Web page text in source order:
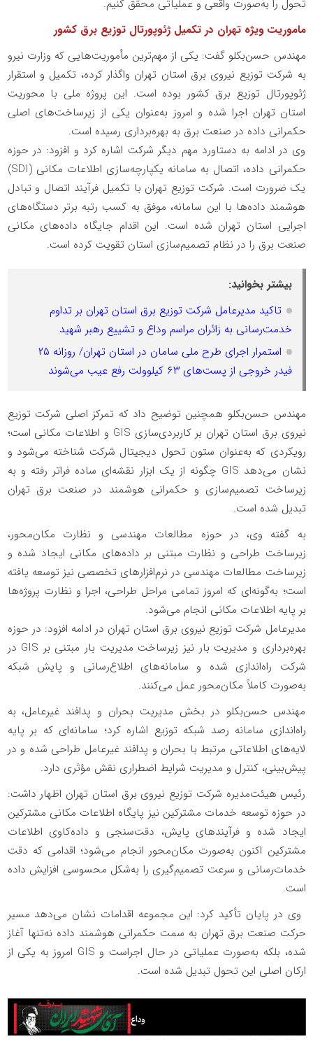
تحول را به‌صورت واقعی و عملیاتی محقق کنیم.
ماموریت ویژه تهران در تکمیل ژئوپورتال توزیع برق کشور
مهندس حسن‌بکلو گفت: یکی از مهم‌ترین مأموریت‌هایی که وزارت نیرو
به شرکت توزیع نیروی برق استان تهران واگذار کرده، تکمیل و استقرار
ژئوپورتال توزیع برق کشور بوده است. این پروژه ملی با محوریت
استان تهران اجرا شده و امروز به‌عنوان یکی از زیرساخت‌های اصلی
حکمرانی داده در صنعت برق به بهره‌برداری رسیده است.
️وی در ادامه به دستاورد مهم دیگر شرکت اشاره کرد و افزود: در حوزه
حکمرانی داده، اتصال به سامانه یکپارچه‌سازی اطلاعات مکانی (SDI)
یک ضرورت است. شرکت توزیع تهران با تکمیل فرآیند اتصال و تبادل
هوشمند داده‌ها با این سامانه، موفق به کسب رتبه برتر دستگاه‌های
اجرایی استان تهران شده است. این اقدام جایگاه داده‌های مکانی
صنعت برق را در نظام تصمیم‌سازی استان تقویت کرده است.
بیشتر بخوانید:
تاکید مدیرعامل شرکت توزیع برق استان تهران بر تداوم
خدمت‌رسانی به زائران مراسم وداع و تشییع رهبر شهید
استمرار اجرای طرح ملی سامان در استان تهران/ روزانه ۲۵
فیدر خروجی از پست‌های ۶۳ کیلوولت رفع عیب می‌شوند
️مهندس حسن‌بکلو همچنین توضیح داد که تمرکز اصلی شرکت توزیع
نیروی برق استان تهران بر کاربردی‌سازی GIS و اطلاعات مکانی است؛
رویکردی که به‌عنوان ستون تحول دیجیتال شرکت شناخته می‌شود و
نشان می‌دهد GIS چگونه از یک ابزار نقشه‌ای ساده فراتر رفته و به
زیرساخت تصمیم‌سازی و حکمرانی هوشمند در صنعت برق تهران
تبدیل شده است.
️به گفته وی، در حوزه مطالعات مهندسی و نظارت مکان‌محور،
زیرساخت طراحی و نظارت مبتنی بر داده‌های مکانی ایجاد شده و
زیرساخت مطالعات مهندسی در نرم‌افزارهای تخصصی نیز توسعه یافته
است؛ به‌گونه‌ای که امروز تمامی مراحل طراحی، اجرا و نظارت پروژه‌ها
بر پایه اطلاعات مکانی انجام می‌شود.
️مدیرعامل شرکت توزیع نیروی برق استان تهران در ادامه افزود: در حوزه
بهره‌برداری و مدیریت بار نیز زیرساخت مدیریت بار مبتنی بر GIS در
شرکت راه‌اندازی شده و سامانه‌های اطلاع‌رسانی و پایش شبکه
به‌صورت کاملاً مکان‌محور عمل می‌کنند.
مهندس حسن‌بکلو در بخش مدیریت بحران و پدافند غیرعامل، به
راه‌اندازی سامانه رصد شبکه توزیع اشاره کرد؛ سامانه‌ای که بر پایه
لایه‌های اطلاعاتی مرتبط با بحران و پدافند غیرعامل طراحی شده و در
پیش‌بینی، کنترل و مدیریت شرایط اضطراری نقش مؤثری دارد.
️رئیس هیئت‌مدیره شرکت توزیع نیروی برق استان تهران اظهار داشت:
در حوزه توسعه خدمات مشترکین نیز پایگاه اطلاعات مکانی مشترکین
ایجاد شده و فرآیندهای پایش، دقت‌سنجی و داده‌کاوی اطلاعات
مشترکین اکنون به‌صورت مکان‌محور انجام می‌شود؛ اقدامی که دقت
خدمات‌رسانی و سرعت تصمیم‌گیری را به‌شکل محسوسی افزایش داده
است.
️ وی در پایان تأکید کرد: این مجموعه اقدامات نشان می‌دهد مسیر
حرکت صنعت برق تهران به سمت حکمرانی هوشمند داده نه‌تنها آغاز
شده، بلکه به‌صورت عملیاتی در حال اجراست و GIS امروز به یکی از
ارکان اصلی این تحول تبدیل شده است.